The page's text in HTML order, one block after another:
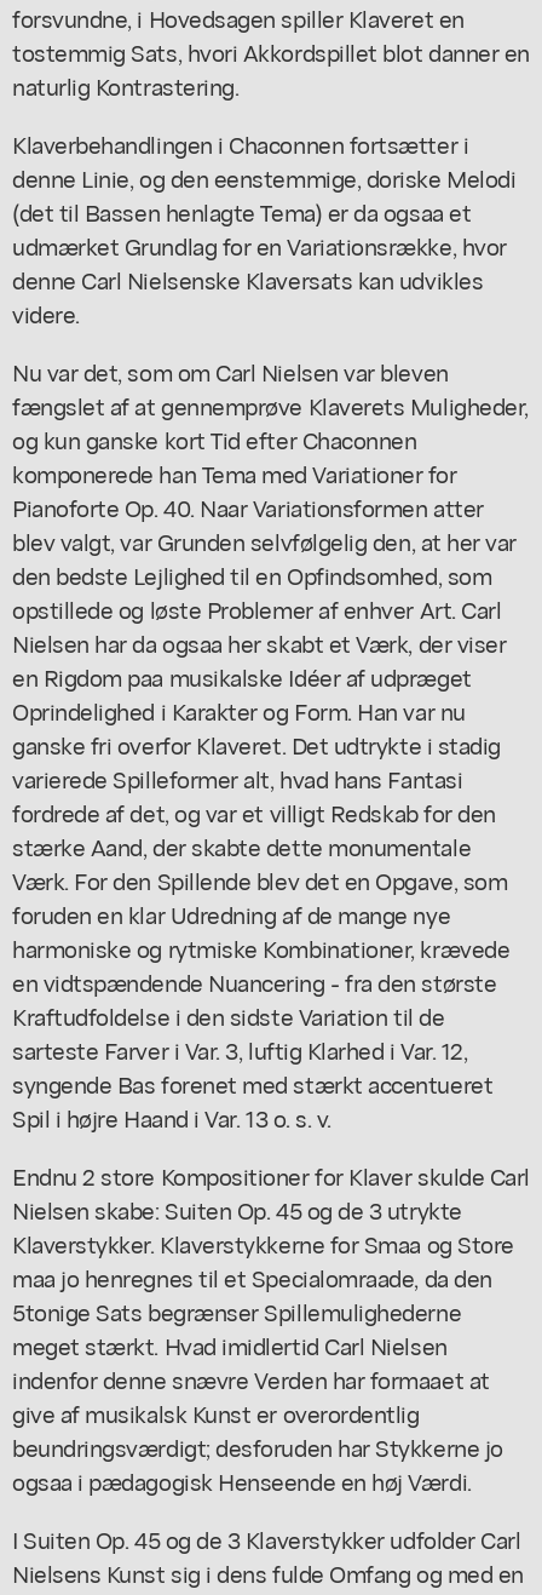
forsvundne, i Hovedsagen spiller Klaveret en
tostemmig Sats, hvori Akkordspillet blot danner en
naturlig Kontrastering.
Klaverbehandlingen i Chaconnen fortsætter i
denne Linie, og den eenstemmige, doriske Melodi
(det til Bassen henlagte Tema) er da ogsaa et
udmærket Grundlag for en Variationsrække, hvor
denne Carl Nielsenske Klaversats kan udvikles
videre.
Nu var det, som om Carl Nielsen var bleven
fængslet af at gennemprøve Klaverets Muligheder,
og kun ganske kort Tid efter Chaconnen
komponerede han Tema med Variationer for
Pianoforte Op. 40. Naar Variationsformen atter
blev valgt, var Grunden selvfølgelig den, at her var
den bedste Lejlighed til en Opfindsomhed, som
opstillede og løste Problemer af enhver Art. Carl
Nielsen har da ogsaa her skabt et Værk, der viser
en Rigdom paa musikalske Idéer af udpræget
Oprindelighed i Karakter og Form. Han var nu
ganske fri overfor Klaveret. Det udtrykte i stadig
varierede Spilleformer alt, hvad hans Fantasi
fordrede af det, og var et villigt Redskab for den
stærke Aand, der skabte dette monumentale
Værk. For den Spillende blev det en Opgave, som
foruden en klar Udredning af de mange nye
harmoniske og rytmiske Kombinationer, krævede
en vidtspændende Nuancering - fra den største
Kraftudfoldelse i den sidste Variation til de
sarteste Farver i Var. 3, luftig Klarhed i Var. 12,
syngende Bas forenet med stærkt accentueret
Spil i højre Haand i Var. 13 o. s. v.
Endnu 2 store Kompositioner for Klaver skulde Carl
Nielsen skabe: Suiten Op. 45 og de 3 utrykte
Klaverstykker. Klaverstykkerne for Smaa og Store
maa jo henregnes til et Specialomraade, da den
5tonige Sats begrænser Spillemulighederne
meget stærkt. Hvad imidlertid Carl Nielsen
indenfor denne snævre Verden har formaaet at
give af musikalsk Kunst er overordentlig
beundringsværdigt; desforuden har Stykkerne jo
ogsaa i pædagogisk Henseende en høj Værdi.
I Suiten Op. 45 og de 3 Klaverstykker udfolder Carl
Nielsens Kunst sig i dens fulde Omfang og med en